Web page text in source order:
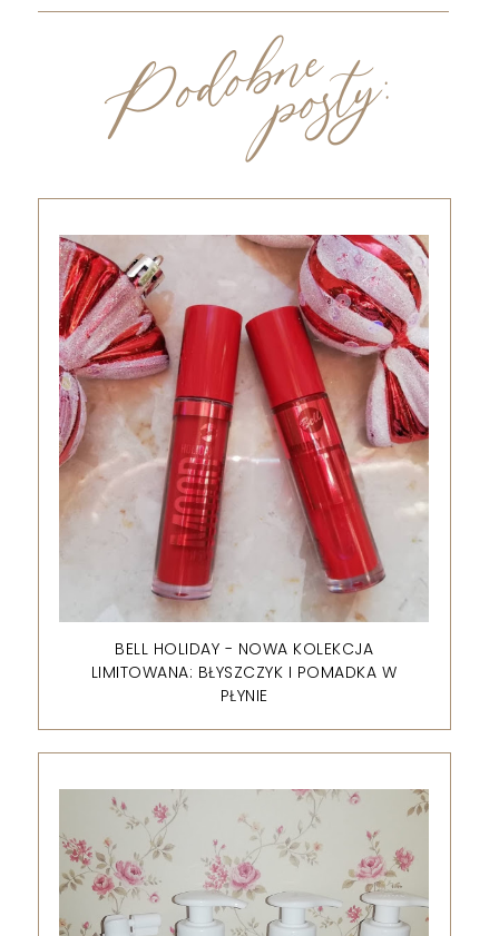
BELL HOLIDAY - NOWA KOLEKCJA
LIMITOWANA: BŁYSZCZYK I POMADKA W
PŁYNIE